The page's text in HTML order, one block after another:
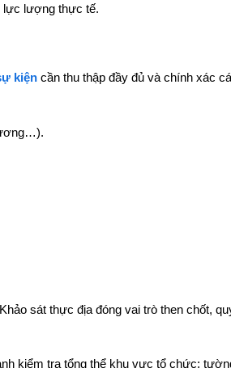
lực lượng thực tế.
kiện cần thu thập đầy đủ và chính xác
sát thực địa đóng vai trò then chốt,
kiểm tra tổng thể khu vực tổ chức: